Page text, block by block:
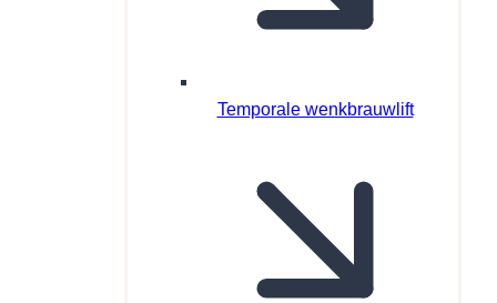
Temporale wenkbrauwlift